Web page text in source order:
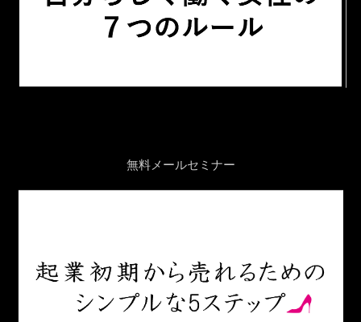
無料メールセミナー